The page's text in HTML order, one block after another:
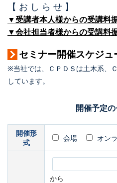
【 お し ら せ 】
▼受講者本人様からの受講料
▼会社担当者様からの受講料
セミナー開催スケジュ
※当社では、ＣＰＤＳは土木系、
しています。
開催予定
開催形
式
会場 オン
から